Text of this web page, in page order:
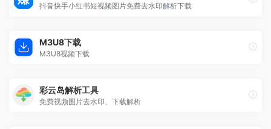
抖音快手小红书短视频图片免费去水印解析下载
M3U8下载
M3U8视频下载
彩云岛解析工具
免费视频图片去水印、下载解析